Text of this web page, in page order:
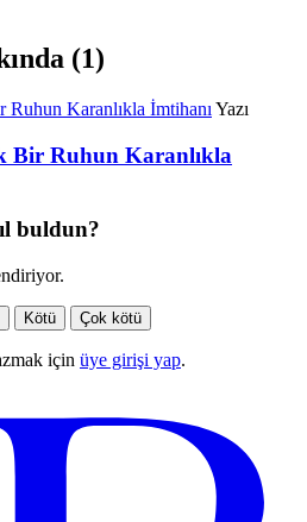
(1)
Yazı
Bir Ruhun Karanlıkla
buldun?
Kötü Çok kötü
için üye girişi yap.